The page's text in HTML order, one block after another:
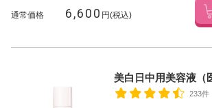
通常価格 6,600 円(税込)
美白日中用美容液（
233件